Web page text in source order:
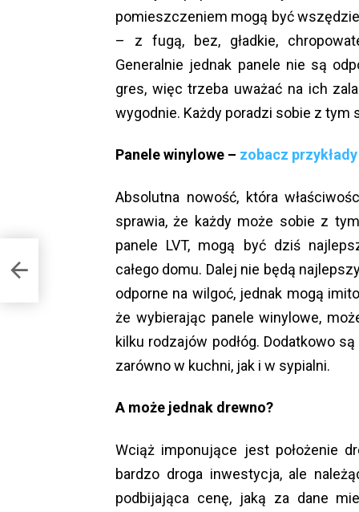
pomieszczeniem mogą być
– z fugą, bez, gładkie,
Generalnie jednak panele nie są
gres, więc trzeba uważać na ich
wygodnie. Każdy poradzi sobie z tym
Panele winylowe – zobacz przykłady
Absolutna nowość, która
sprawia, że każdy może sobie z
panele LVT, mogą być dziś
całego domu. Dalej nie będą
odporne na wilgoć, jednak mogą
że wybierając panele winylowe,
kilku rodzajów podłóg. Dodatkowo
zarówno w kuchni, jak i w sypialni.
A może jednak drewno?
Wciąż imponujące jest położenie
bardzo droga inwestycja, ale
podbijająca cenę, jaką za dane